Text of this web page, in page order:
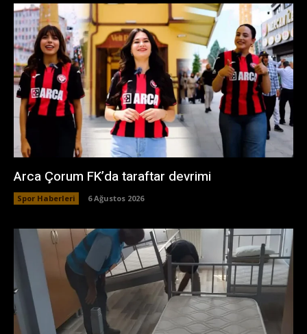
Arca Çorum FK’da taraftar devrimi
Spor Haberleri 6 Ağustos 2026